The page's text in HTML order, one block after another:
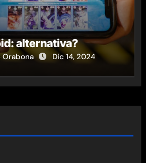
alternativa?
Orabona Dic 14, 2024